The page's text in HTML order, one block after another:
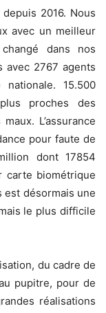
2016. Nous
avec un meilleur
dans nos
avec 2767 agents
15.500
proches des
L’assurance
pour faute de
dont 17854
carte biométrique
est désormais une
le plus difficile
du cadre de
pupitre, pour de
réalisations